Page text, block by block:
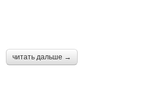
читать дальше →